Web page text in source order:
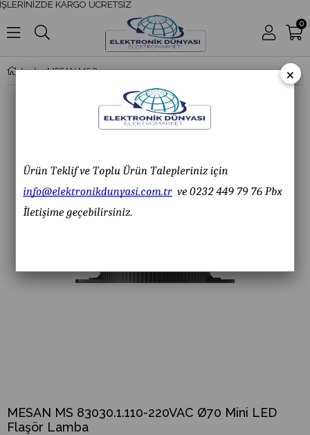
KARGO ÜCRETSİZ
0
MESAN MS 83030.1.110-220VAC Ø70 Mini LED Flaşör Lamba
MESAN MS 83030.1.110-220VAC Ø70 Mini LED
Flaşör Lamba
×